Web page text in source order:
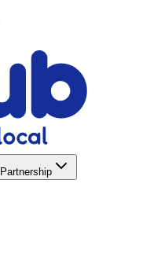
Partnership